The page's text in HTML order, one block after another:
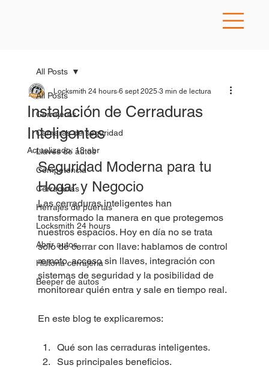
All Posts
Cerrajeros
Camaras de seguridad
Llaves de autos
Competencia
Cerraduras
Herrajes de puertas
Locksmith 24 hours
Abrir autos
Historia cerrajeria
Beeper de autos
All Posts
Instalación de Cerraduras
Inteligentes
Locksmith 24 hours 6 sept 2025 3 min de lectura
Actualizado: 18 abr
Seguridad Moderna para tu
Hogar y Negocio
Las cerraduras inteligentes han
transformado la manera en que protegemos
nuestros espacios. Hoy en día no se trata
solo de cerrar con llave: hablamos de control
remoto, acceso sin llaves, integración con
sistemas de seguridad y la posibilidad de
monitorear quién entra y sale en tiempo real.
En este blog te explicaremos:
Qué son las cerraduras inteligentes.
Sus principales beneficios.